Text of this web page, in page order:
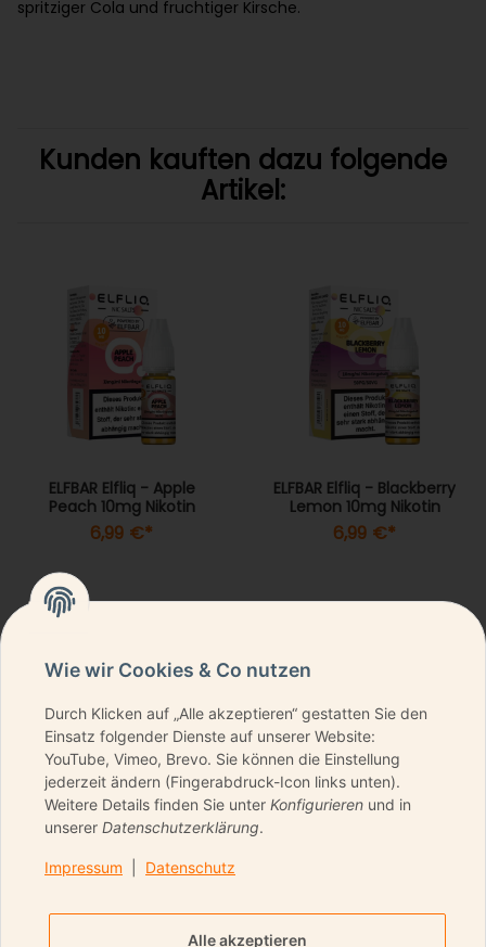
spritziger Cola und fruchtiger Kirsche.
Kunden kauften dazu folgende
Artikel:
ELFBAR Elfliq - Apple
Peach 10mg Nikotin
6,99 €*
ELFBAR Elfliq - Blackberry
Lemon 10mg Nikotin
6,99 €*
NEWSLETTER ABONNIEREN & KEINE DEALS
VERPASSEN
Datenschutzerklärungregelmäßig und jederzeit
widerruflich Informationen zu Ihrem Produktsortiment per
Wie wir Cookies & Co nutzen
Durch Klicken auf „Alle akzeptieren“ gestatten Sie den
Einsatz folgender Dienste auf unserer Website:
YouTube, Vimeo, Brevo. Sie können die Einstellung
jederzeit ändern (Fingerabdruck-Icon links unten).
Weitere Details finden Sie unter Konfigurieren und in
unserer Datenschutzerklärung.
Impressum Datenschutz
Alle akzeptieren